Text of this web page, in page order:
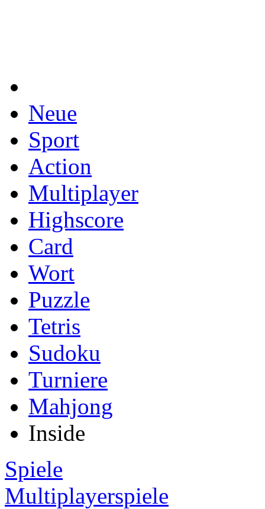
Neue
Sport
Action
Multiplayer
Highscore
Card
Wort
Puzzle
Tetris
Sudoku
Turniere
Mahjong
Inside
Spiele
Multiplayerspiele